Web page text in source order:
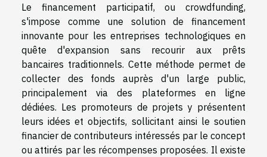
Le financement participatif, ou crowdfunding,
s'impose comme une solution de financement
innovante pour les entreprises technologiques en
quête d'expansion sans recourir aux prêts
bancaires traditionnels. Cette méthode permet de
collecter des fonds auprès d'un large public,
principalement via des plateformes en ligne
dédiées. Les promoteurs de projets y présentent
leurs idées et objectifs, sollicitant ainsi le soutien
financier de contributeurs intéressés par le concept
ou attirés par les récompenses proposées. Il existe